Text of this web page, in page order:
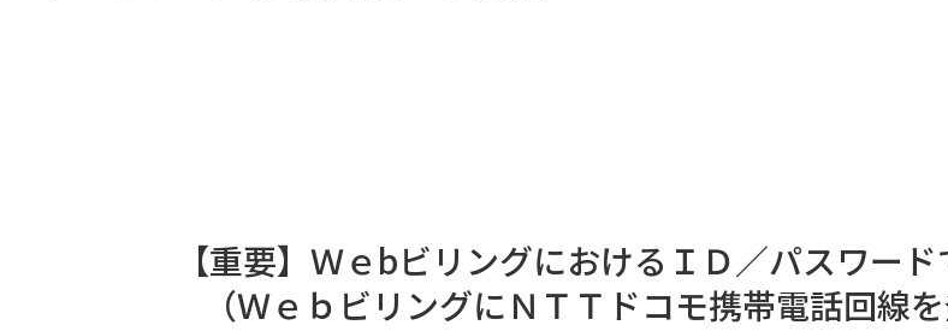
【重要】ＷｅbビリングにおけるＩＤ／パスワー
（ＷｅｂビリングにＮＴＴドコモ携帯電話回線